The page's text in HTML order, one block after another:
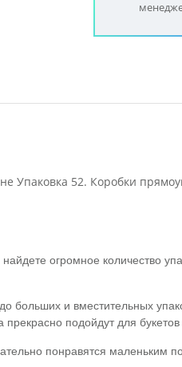
Упаковка 52. Коробки
огромное количество
больших и вместительных
подойдут для
понравятся маленьким